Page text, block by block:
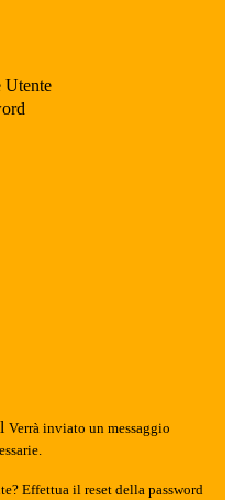
Utente
Verrà inviato un messaggio
Effettua il reset della password